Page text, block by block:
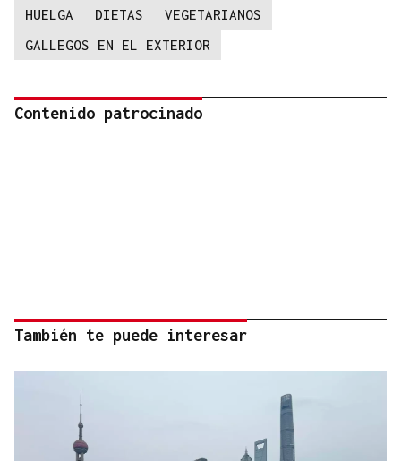
HUELGA DIETAS
VEGETARIANOS
GALLEGOS EN EL EXTERIOR
Contenido patrocinado
También te puede interesar